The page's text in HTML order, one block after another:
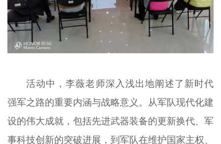
活动中，李薇老师深入浅出地阐述了新时代
强军之路的重要内涵与战略意义。从军队现代化建
设的伟大成就，包括先进武器装备的更新换代、军
事科技创新的突破进展，到军队在维护国家主权、